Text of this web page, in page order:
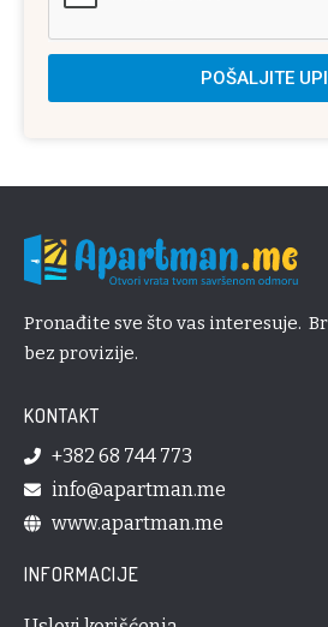
POŠALJITE
Pronađite sve što vas interesuje.
bez provizije.
KONTAKT
+382 68 744 773
info@apartman.me
www.apartman.me
INFORMACIJE